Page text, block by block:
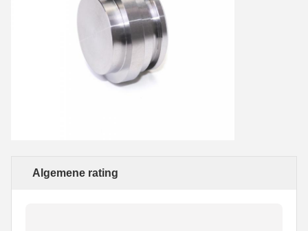
Algemene rating